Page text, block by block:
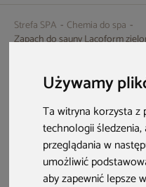
Używamy
Ta witryna korzysta
technologii
przeglądania w
umożliwić
aby zapewnić lepsze
Strefa SPA
Chemia do spa
Zapach do sauny Lacoform